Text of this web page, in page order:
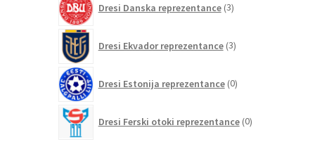
Dresi Danska reprezentance 3izdelki
Dresi Ekvador reprezentance 3izdelki
Dresi Estonija reprezentance 0izdelkov
Dresi Ferski otoki reprezentance 0izdelkov